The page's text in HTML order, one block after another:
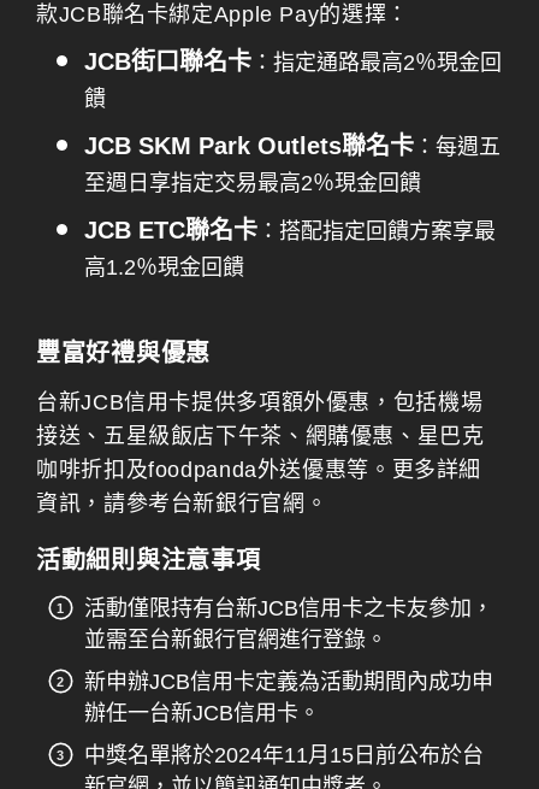
款JCB聯名卡綁定Apple Pay的選擇：
JCB街口聯名卡 ：指定通路最高2％現金回
饋
JCB SKM Park Outlets聯名卡 ：每週五
至週日享指定交易最高2％現金回饋
JCB ETC聯名卡 ：搭配指定回饋方案享最
高1.2％現金回饋
豐富好禮與優惠
台新JCB信用卡提供多項額外優惠，包括機場
接送、五星級飯店下午茶、網購優惠、星巴克
咖啡折扣及foodpanda外送優惠等。更多詳細
資訊，請參考台新銀行官網。
活動細則與注意事項
活動僅限持有台新JCB信用卡之卡友參加，
並需至台新銀行官網進行登錄。
新申辦JCB信用卡定義為活動期間內成功申
辦任一台新JCB信用卡。
中獎名單將於2024年11月15日前公布於台